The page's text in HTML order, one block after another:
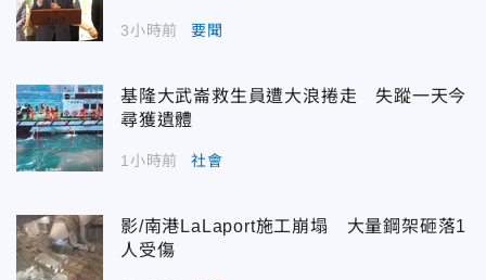
3小時前 要聞
基隆大武崙救生員遭大浪捲走 失蹤一天今
尋獲遺體
1小時前 社會
影/南港LaLaport施工崩塌 大量鋼架砸落1
人受傷